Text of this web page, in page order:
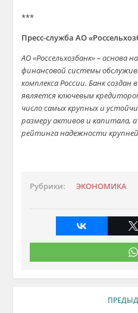
***
Пресс-служба АО
АО «Россельхозбанк» – основа
финансовой системы
комплекса России. Банк создан
является ключевым
число самых крупных и
размеру активов и капитала,
рейтинга надежности
Рубрики: ЭКОНОМИКА